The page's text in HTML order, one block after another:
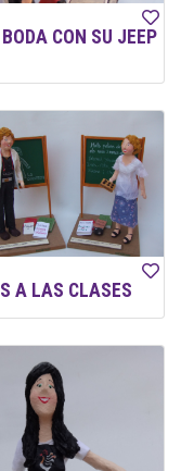
CON SU JEEP
A LAS CLASES